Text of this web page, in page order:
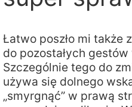
Łatwo poszło mi także
do pozostałych
Szczególnie tego do
używa się dolnego
„smyrgnąć” w prawą